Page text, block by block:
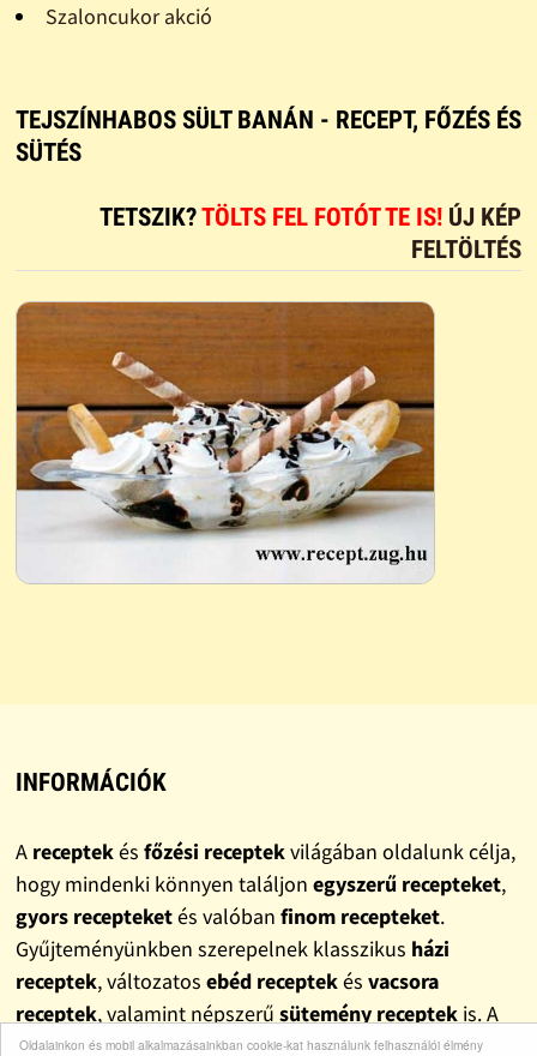
Oldalainkon és mobil alkalmazásainkban cookie-kat használunk felhasználói élmény
Szaloncukor akció
TEJSZÍNHABOS SÜLT BANÁN - RECEPT, FŐZÉS ÉS
SÜTÉS
TETSZIK?TÖLTS FEL FOTÓT TE IS! ÚJ KÉP
FELTÖLTÉS
INFORMÁCIÓK
A receptekés főzési receptekvilágában oldalunk célja,
hogy mindenki könnyen találjon egyszerű recepteket,
gyors recepteketés valóban finom recepteket.
Gyűjteményünkben szerepelnek klasszikus házi
receptek, változatos ebéd receptekés vacsora
receptek, valamint népszerű sütemény receptekis. A
mindennapokra szánt ötletek mellettolcsó receptek